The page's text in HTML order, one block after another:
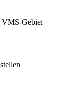
VMS-Gebiet